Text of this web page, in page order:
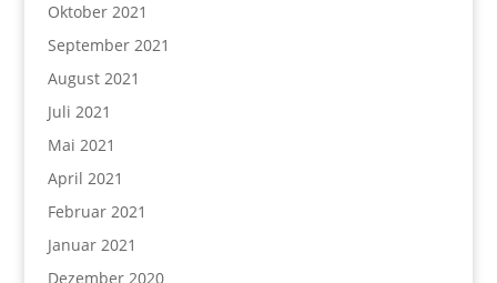
Oktober 2021
September 2021
August 2021
Juli 2021
Mai 2021
April 2021
Februar 2021
Januar 2021
Dezember 2020